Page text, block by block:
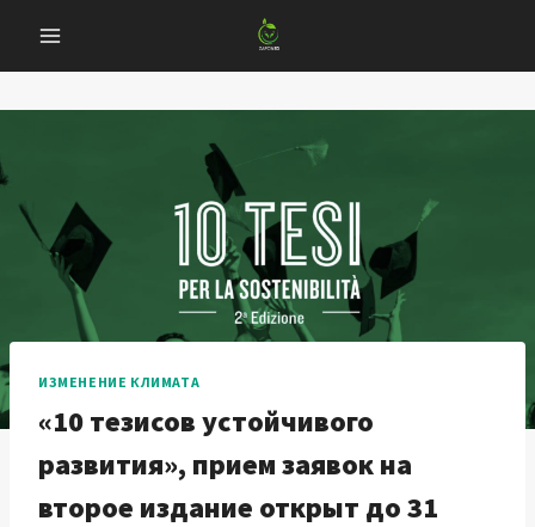
содержанию
ИЗМЕНЕНИЕ КЛИМАТА
«10 тезисов устойчивого
развития», прием заявок на
второе издание открыт до 31